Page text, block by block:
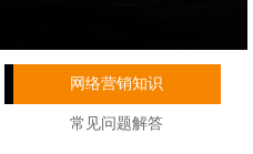
网络营销知识
常见问题解答